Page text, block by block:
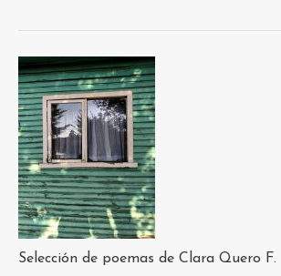
Selección de poemas de Clara Quero F.